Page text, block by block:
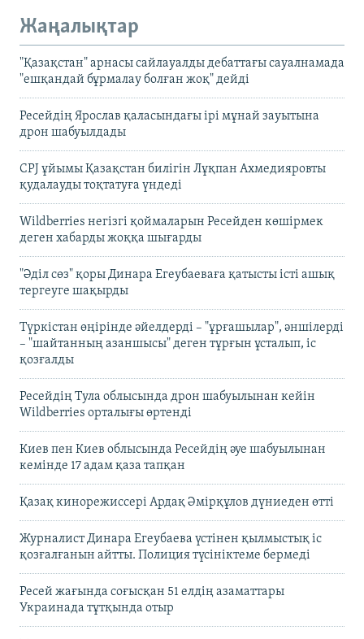
Жаңалықтар
"Қазақстан" арнасы сайлауалды дебаттағы сауалнамада
"ешқандай бұрмалау болған жоқ" дейді
Ресейдің Ярослав қаласындағы ірі мұнай зауытына
дрон шабуылдады
CPJ ұйымы Қазақстан билігін Лұқпан Ахмедияровты
қудалауды тоқтатуға үндеді
Wildberries негізгі қоймаларын Ресейден көшірмек
деген хабарды жоққа шығарды
"Әділ сөз" қоры Динара Егеубаеваға қатысты істі ашық
тергеуге шақырды
Түркістан өңірінде әйелдерді – "ұрғашылар", әншілерді
– "шайтанның азаншысы" деген тұрғын ұсталып, іс
қозғалды
Ресейдің Тула облысында дрон шабуылынан кейін
Wildberries орталығы өртенді
Киев пен Киев облысында Ресейдің әуе шабуылынан
кемінде 17 адам қаза тапқан
Қазақ кинорежиссері Ардақ Әмірқұлов дүниеден өтті
Журналист Динара Егеубаева үстінен қылмыстық іс
қозғалғанын айтты. Полиция түсініктеме бермеді
Ресей жағында соғысқан 51 елдің азаматтары
Украинада тұтқында отыр